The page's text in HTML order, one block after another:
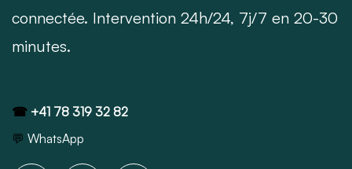
connectée. Intervention 24h/24, 7j/7 en 20-30
minutes.
☎ +41 78 319 32 82
💬 WhatsApp